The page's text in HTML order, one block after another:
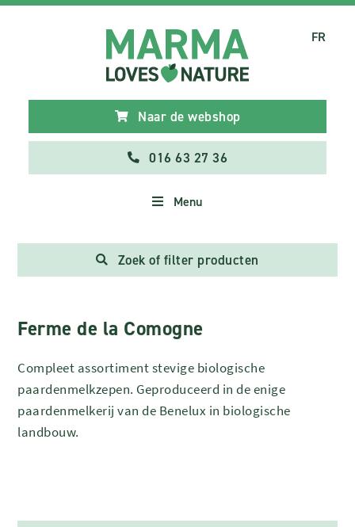
Naar de webshop
016 63 27 36
Menu
FR
Zoek of filter producten
Ferme de la Comogne
Compleet assortiment stevige biologische
paardenmelkzepen. Geproduceerd in de enige
paardenmelkerij van de Benelux in biologische
landbouw.